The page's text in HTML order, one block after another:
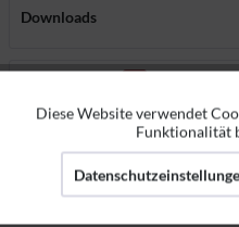
Downloads
Bewertungen lesen, schreiben
Funktionale
Marketing
Diese Website verwendet
Funktionalität